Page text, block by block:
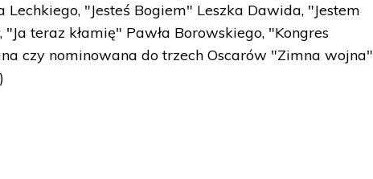
"Jesteś Bogiem" Leszka Dawida, "Jestem
teraz kłamię" Pawła Borowskiego, "Kongres
czy nominowana do trzech Oscarów "Zimna wojna"